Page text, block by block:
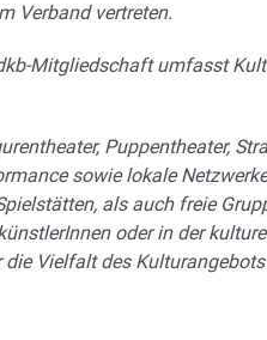
Verband vertreten.
Mitgliedschaft umfasst
Puppentheater,
sowie lokale
als auch freie
oder in der
Vielfalt des